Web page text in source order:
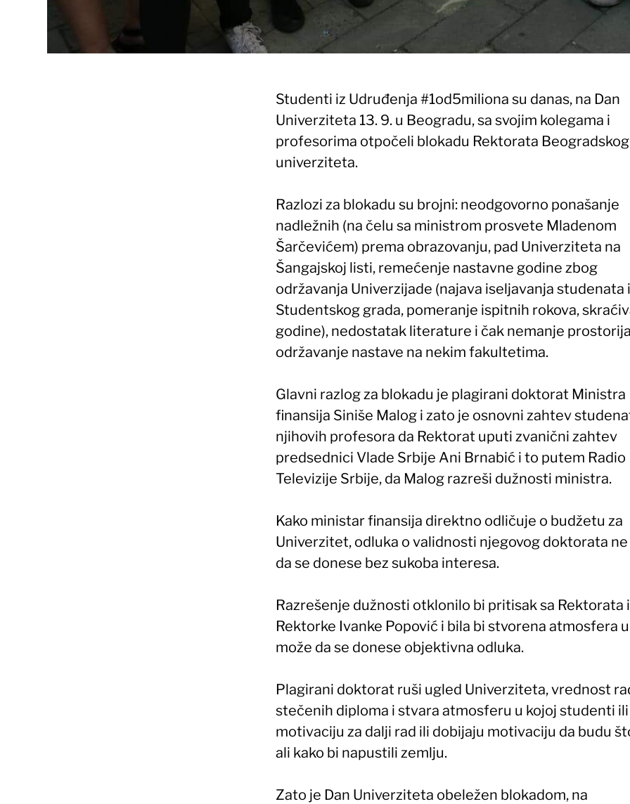
Studenti iz Udruđenja #1od5miliona su danas, na Dan
Univerziteta 13. 9. u Beogradu, sa svojim kolegama i
profesorima otpočeli blokadu Rektorata Beogradskog
univerziteta.
Razlozi za blokadu su brojni: neodgovorno ponašanje
nadležnih (na čelu sa ministrom prosvete Mladenom
Šarčevićem) prema obrazovanju, pad Univerziteta na
Šangajskoj listi, remećenje nastavne godine zbog
održavanja Univerzijade (najava iseljavanja studenata
Studentskog grada, pomeranje ispitnih rokova,
godine), nedostatak literature i čak nemanje
održavanje nastave na nekim fakultetima.
Glavni razlog za blokadu je plagirani doktorat Ministra
finansija Siniše Malog i zato je osnovni zahtev
njihovih profesora da Rektorat uputi zvanični zahtev
predsednici Vlade Srbije Ani Brnabić i to putem Radio
Televizije Srbije, da Malog razreši dužnosti ministra.
Kako ministar finansija direktno odličuje o budžetu za
Univerzitet, odluka o validnosti njegovog doktorata ne
da se donese bez sukoba interesa.
Razrešenje dužnosti otklonilo bi pritisak sa Rektorata i
Rektorke Ivanke Popović i bila bi stvorena atmosfera
može da se donese objektivna odluka.
Plagirani doktorat ruši ugled Univerziteta, vrednost
stečenih diploma i stvara atmosferu u kojoj studenti
motivaciju za dalji rad ili dobijaju motivaciju da budu
ali kako bi napustili zemlju.
Zato je Dan Univerziteta obeležen blokadom, na